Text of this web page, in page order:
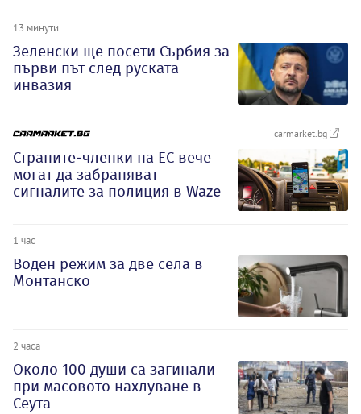
13 минути
Зеленски ще посети Сърбия за
първи път след руската
инвазия
carmarket.bg
Страните-членки на ЕС вече
могат да забраняват
сигналите за полиция в Waze
1 час
Воден режим за две села в
Монтанско
2 часа
Около 100 души са загинали
при масовото нахлуване в
Сеута